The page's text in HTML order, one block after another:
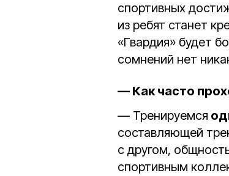
спортивных
из ребят станет
«Гвардия» будет
сомнений нет
— Как часто
— Тренируемся
составляющей
с другом,
спортивным